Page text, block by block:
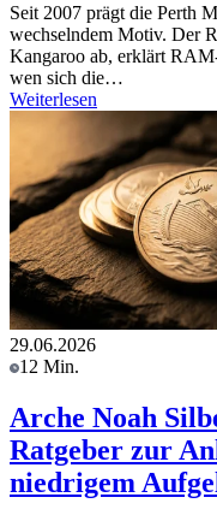
Seit 2007 prägt die Perth
wechselndem Motiv. Der
Kangaroo ab, erklärt
wen sich die…
Weiterlesen
29.06.2026
12 Min.
Arche Noah
Ratgeber zur
niedrigem